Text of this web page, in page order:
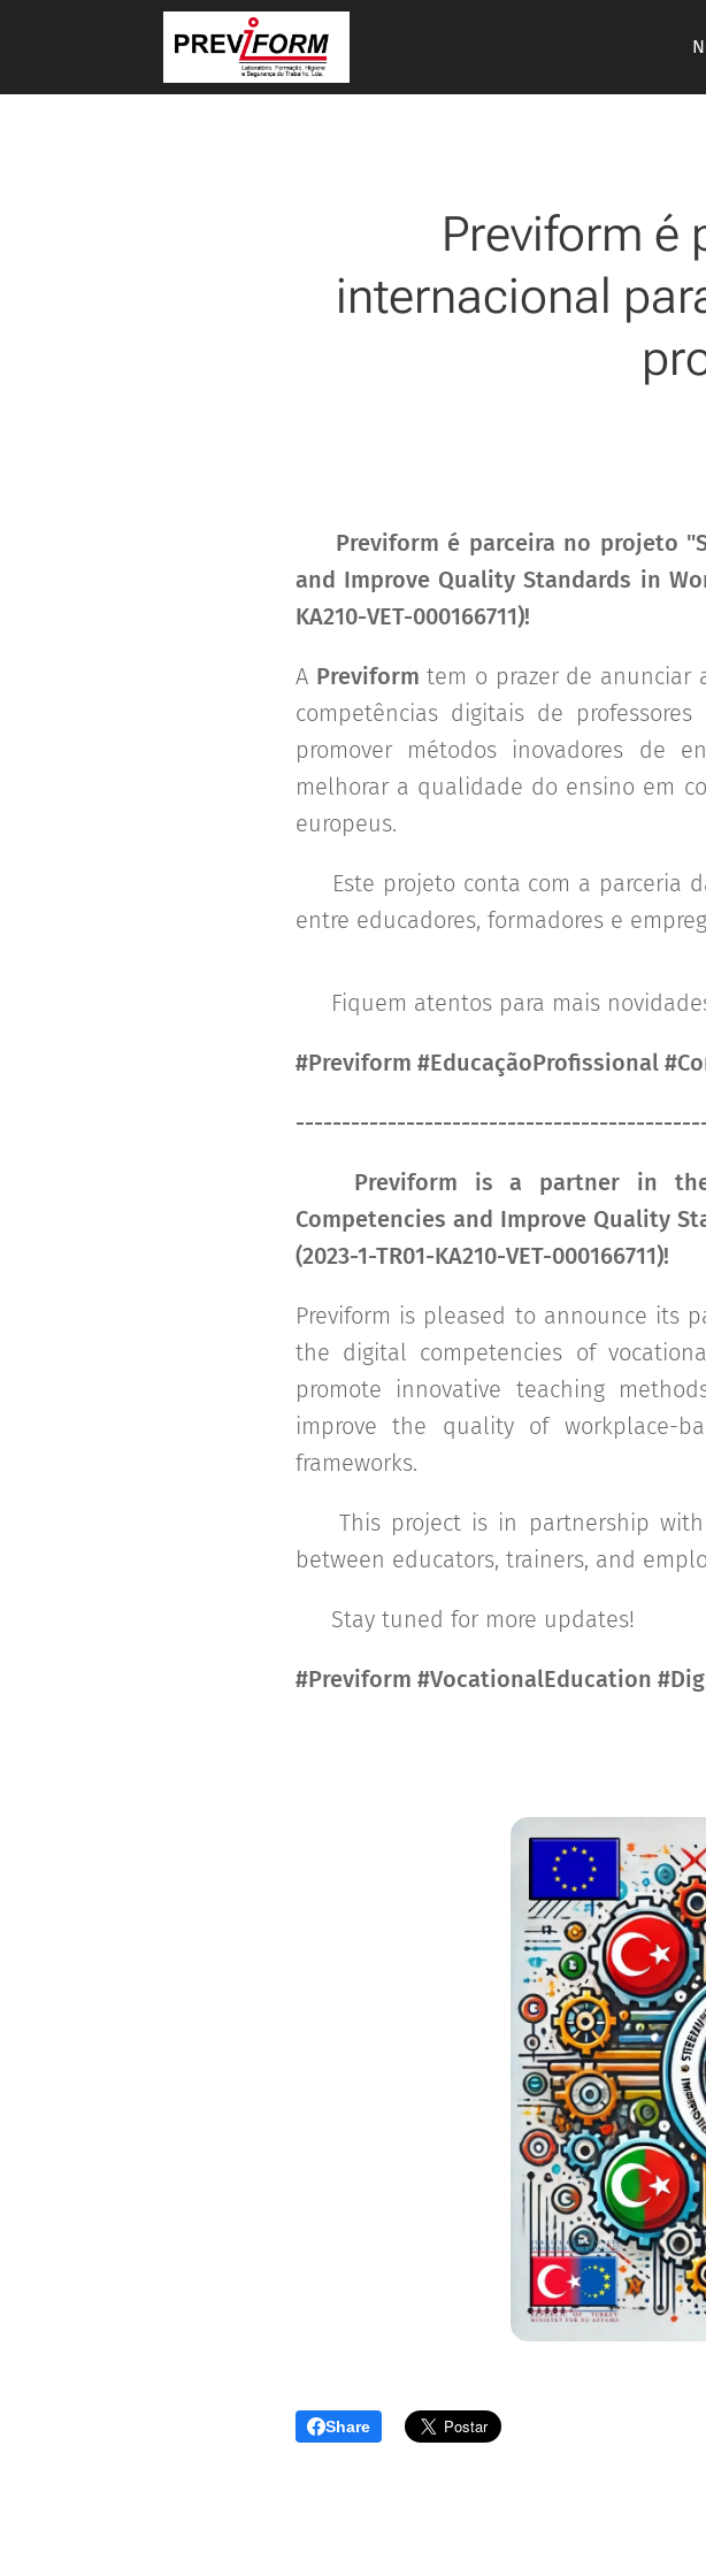
Previform é
internacional
📢 Previform é parceira no projeto
and Improve Quality Standards in
KA210-VET-000166711)!
A Previform tem o prazer de anunciar
competências digitais de
promover métodos inovadores de
melhorar a qualidade do ensino em
europeus.
🎯 Este projeto conta com a parceria
entre educadores, formadores e
🔗 Fiquem atentos para mais
#Previform #EducaçãoProfissional
Previform is a partner in
Competencies and Improve Quality
(2023-1-TR01-KA210-VET-000166711)!
Previform is pleased to announce its
the digital competencies of
promote innovative teaching
improve the quality of workplace-
frameworks.
🎯 This project is in partnership
between educators, trainers, and
🔗 Stay tuned for more updates!
#Previform #VocationalEducation
Share